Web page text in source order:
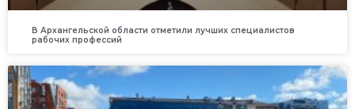
В Архангельской области отметили лучших специалистов
рабочих профессий